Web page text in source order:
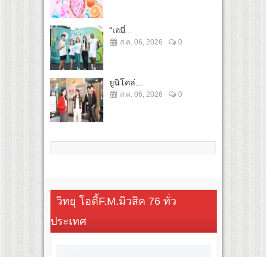
“เอมี่...
ส.ค. 06, 2026 0
ยูนิโคล่...
ส.ค. 06, 2026 0
วิทยุ โอดี้F.M.มิวสิค 76 ทั่ว
ประเทศ